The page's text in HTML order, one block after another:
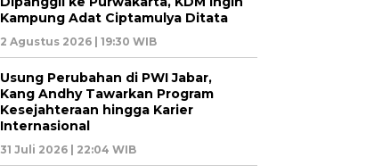
Kampung Adat Ciptamulya Ditata
2 Agustus 2026 | 19:30 WIB
Usung Perubahan di PWI Jabar,
Kang Andhy Tawarkan Program
Kesejahteraan hingga Karier
Internasional
31 Juli 2026 | 22:04 WIB